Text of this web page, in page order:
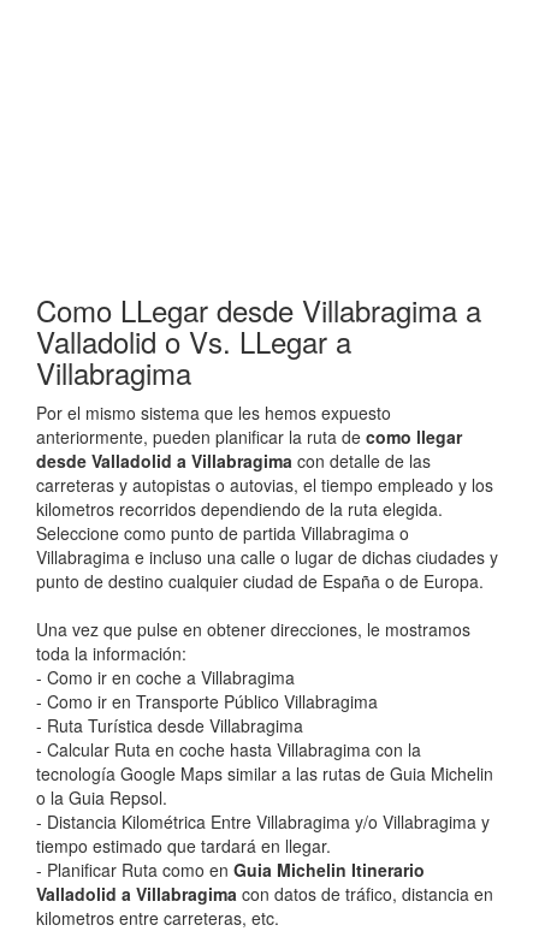
Como LLegar desde Villabragima a
Valladolid o Vs. LLegar a
Villabragima
Por el mismo sistema que les hemos expuesto
anteriormente, pueden planificar la ruta de como llegar
desde Valladolid a Villabragima con detalle de las
carreteras y autopistas o autovias, el tiempo empleado y los
kilometros recorridos dependiendo de la ruta elegida.
Seleccione como punto de partida Villabragima o
Villabragima e incluso una calle o lugar de dichas ciudades y
punto de destino cualquier ciudad de España o de Europa.
Una vez que pulse en obtener direcciones, le mostramos
toda la información:
- Como ir en coche a Villabragima
- Como ir en Transporte Público Villabragima
- Ruta Turística desde Villabragima
- Calcular Ruta en coche hasta Villabragima con la
tecnología Google Maps similar a las rutas de Guia Michelin
o la Guia Repsol.
- Distancia Kilométrica Entre Villabragima y/o Villabragima y
tiempo estimado que tardará en llegar.
- Planificar Ruta como en Guia Michelin Itinerario
Valladolid a Villabragima con datos de tráfico, distancia en
kilometros entre carreteras, etc.